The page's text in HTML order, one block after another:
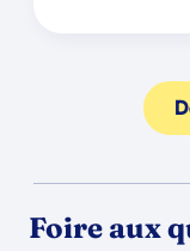
Foire aux